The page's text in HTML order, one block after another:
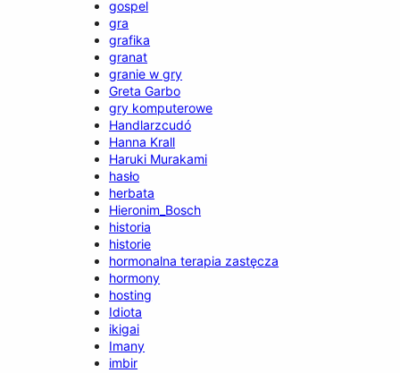
gospel
gra
grafika
granat
granie w gry
Greta Garbo
gry komputerowe
Handlarzcudó
Hanna Krall
Haruki Murakami
hasło
herbata
Hieronim_Bosch
historia
historie
hormonalna terapia zastęcza
hormony
hosting
Idiota
ikigai
Imany
imbir